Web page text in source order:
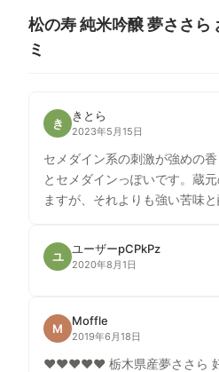
松の寿 純米吟醸 夢ささら
ミ
き
きとら
2023年5月15日
セメダイン系の刺激が強めの
とセメダインっぽいです。蔵
ますが、それよりも強い苦味
キーンとした印象です。とん
バランスのお酒は少ないので
ユ
ユーザーpCPkPz
2020年8月1日
M
Moffle
2019年6月18日